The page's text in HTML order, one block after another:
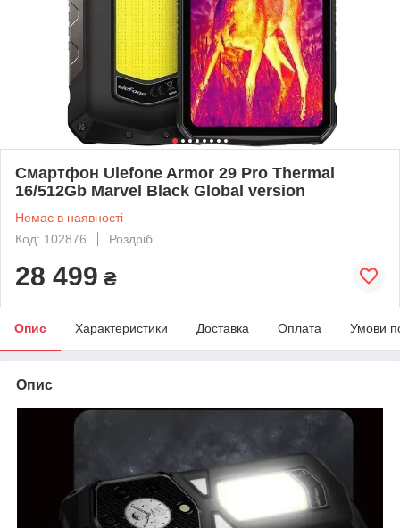
Смартфон Ulefone Armor 29 Pro Thermal
16/512Gb Marvel Black Global version
Немає в наявності
Код: 102876
Роздріб
28 499 ₴
Опис Характеристики Доставка Оплата Умови
Опис